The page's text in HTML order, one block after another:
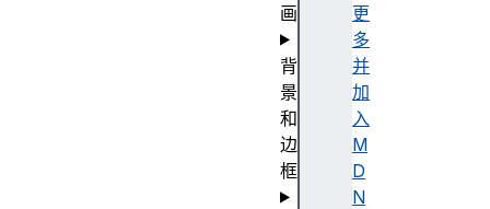
更
多
并
加
入
M
D
N
画
背
景
和
边
框